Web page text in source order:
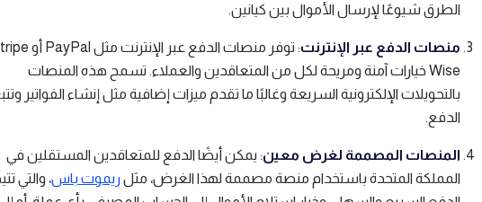
الطرق شيوعًا لإرسال الأموال بين كيانين.
منصات الدفع عبر الإنترنت
Wise خيارات آمنة ومريحة لكل من المتعاقدين والعملاء. تسمح هذه المنصات
بالتحويلات الإلكترونية السريعة وغالبًا ما تقدم ميزات إضافية مثل إنشاء الفواتير
الدفع.
المنصات المصممة لغرض معين: يمكن أيضًا الدفع للمتعاقدين المستقلين في
المملكة المتحدة باستخدام منصة مصممة لهذا الغرض، مثل ريموت باس، والتي